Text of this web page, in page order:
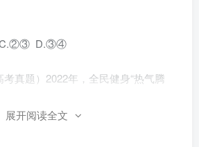
D.③④
考真题）2022年，全民健身“热气腾
东南、福建泉州、河南新乡，乡村篮
展开阅读全文